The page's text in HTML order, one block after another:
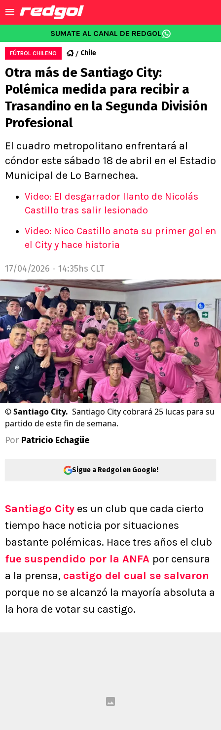
SUMATE AL CANAL DE REDGOL
FÚTBOL CHILENO Chile
Otra más de Santiago City:
Polémica medida para recibir a
Trasandino en la Segunda División
Profesional
El cuadro metropolitano enfrentará al
cóndor este sábado 18 de abril en el Estadio
Municipal de Lo Barnechea.
Video: El desgarrador llanto de Nicolás
Castillo tras salir lesionado
Video: Nico Castillo anota su primer gol en
el City y hace historia
17/04/2026 - 14:35hs CLT
©Santiago City. Santiago City cobrará 25 lucas para su
partido de este fin de semana.
Por Patricio Echagüe
Sigue a Redgol en Google!
Santiago City es un club que cada cierto
tiempo hace noticia por situaciones
bastante polémicas. Hace tres años el club
fue suspendido por la ANFA por censura
a la prensa, castigo del cual se salvaron
porque no se alcanzó la mayoría absoluta a
la hora de votar su castigo.